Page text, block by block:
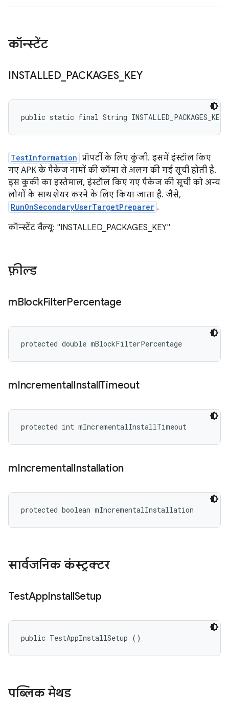
कॉन्स्टेंट
INSTALLED_ PACKAGES_ KEY
public static final String INSTALLED_PACKAGES_KEY
TestInformation प्रॉपर्टी के लिए कुंजी. इसमें इंस्टॉल किए
गए APK के पैकेज नामों की कॉमा से अलग की गई सूची होती है.
इस कुकी का इस्तेमाल, इंस्टॉल किए गए पैकेज की सूची को अन्य
लोगों के साथ शेयर करने के लिए किया जाता है. जैसे,
RunOnSecondaryUserTargetPreparer .
कॉन्स्टेंट वैल्यू: "INSTALLED_PACKAGES_KEY"
फ़ील्ड
mBlockFilterPercentage
protected double mBlockFilterPercentage
mIncrementalInstallTimeout
protected int mIncrementalInstallTimeout
mIncrementalInstallation
protected boolean mIncrementalInstallation
सार्वजनिक कंस्ट्रक्टर
TestAppInstallSetup
public TestAppInstallSetup ()
पब्लिक मेथड